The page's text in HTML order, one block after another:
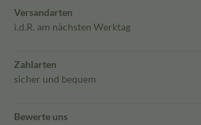
Versandarten
i.d.R. am nächsten Werktag
Zahlarten
sicher und bequem
Bewerte uns